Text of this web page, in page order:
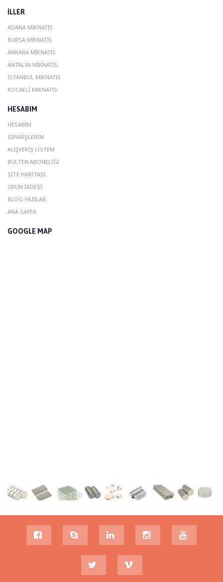
ILLER
ADANA MIKNATIS
BURSA MIKNATIS
ANKARA MIKNATIS
ANTALYA MIKNATIS
ISTANBUL MIKNATIS
KOCAELI MIKNATIS
HESABIM
HESABIM
SIPARIŞLERIM
ALIŞVERIŞ LISTEM
BÜLTEN ABONELIĞI
SITE HARITASI
ÜRÜN İADESI
BLOG YAZILAR
ANA SAYFA
GOOGLE MAP